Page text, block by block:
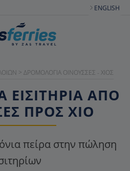
ENGLISH
> ΔΡΟΜΟΛΌΓΙΑ ΟΙΝΟΎΣΣΕΣ - ΧΊΟΣ
ΕΙΣΙΤΉΡΙΑ ΑΠΌ
ΠΡΟΣ ΧΊΟ
πείρα στην πώληση